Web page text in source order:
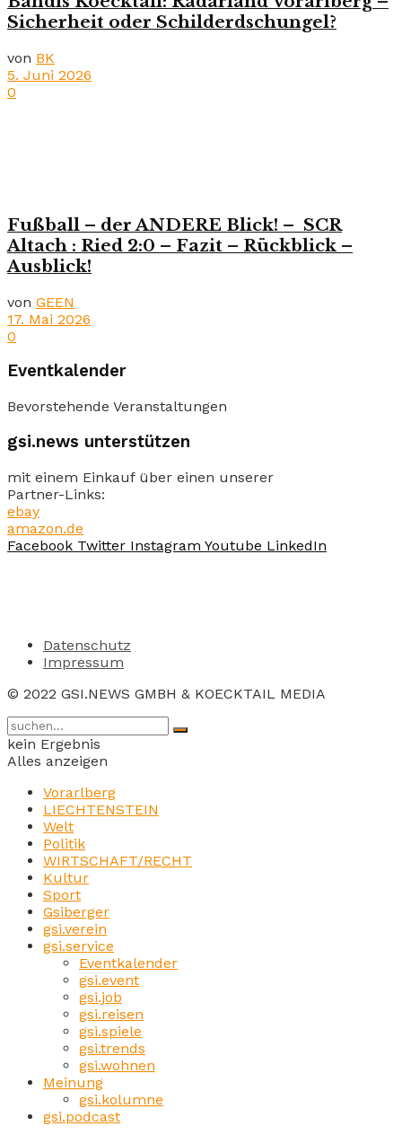
Sicherheit oder Schilderdschungel?
von BK
5. Juni 2026
0
Fußball – der ANDERE Blick! – SCR
Altach : Ried 2:0 – Fazit – Rückblick –
Ausblick!
von GEEN
17. Mai 2026
0
Eventkalender
Bevorstehende Veranstaltungen
gsi.news unterstützen
mit einem Einkauf über einen unserer
Partner-Links:
ebay
amazon.de
Facebook Twitter Instagram Youtube LinkedIn
Datenschutz
Impressum
© 2022 GSI.NEWS GMBH & KOECKTAIL MEDIA
kein Ergebnis
Alles anzeigen
Vorarlberg
LIECHTENSTEIN
Welt
Politik
WIRTSCHAFT/RECHT
Kultur
Sport
Gsiberger
gsi.verein
gsi.service
Eventkalender
gsi.event
gsi.job
gsi.reisen
gsi.spiele
gsi.trends
gsi.wohnen
Meinung
gsi.kolumne
gsi.podcast